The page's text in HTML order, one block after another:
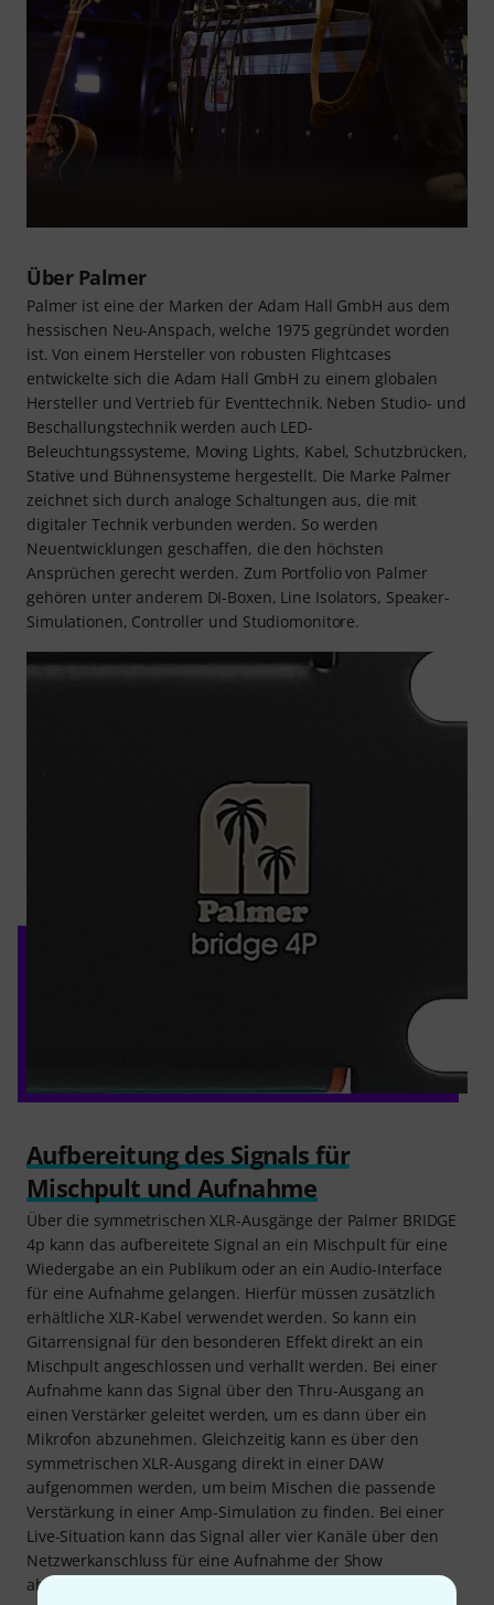
Über Palmer
Palmer ist eine der Marken der Adam Hall GmbH aus dem
hessischen Neu-Anspach, welche 1975 gegründet worden
ist. Von einem Hersteller von robusten Flightcases
entwickelte sich die Adam Hall GmbH zu einem globalen
Hersteller und Vertrieb für Eventtechnik. Neben Studio- und
Beschallungstechnik werden auch LED-
Beleuchtungssysteme, Moving Lights, Kabel, Schutzbrücken,
Stative und Bühnensysteme hergestellt. Die Marke Palmer
zeichnet sich durch analoge Schaltungen aus, die mit
digitaler Technik verbunden werden. So werden
Neuentwicklungen geschaffen, die den höchsten
Ansprüchen gerecht werden. Zum Portfolio von Palmer
gehören unter anderem DI-Boxen, Line Isolators, Speaker-
Simulationen, Controller und Studiomonitore.
Aufbereitung des Signals für
Mischpult und Aufnahme
Über die symmetrischen XLR-Ausgänge der Palmer BRIDGE
4p kann das aufbereitete Signal an ein Mischpult für eine
Wiedergabe an ein Publikum oder an ein Audio-Interface
für eine Aufnahme gelangen. Hierfür müssen zusätzlich
erhältliche XLR-Kabel verwendet werden. So kann ein
Gitarrensignal für den besonderen Effekt direkt an ein
Mischpult angeschlossen und verhallt werden. Bei einer
Aufnahme kann das Signal über den Thru-Ausgang an
einen Verstärker geleitet werden, um es dann über ein
Mikrofon abzunehmen. Gleichzeitig kann es über den
symmetrischen XLR-Ausgang direkt in einer DAW
aufgenommen werden, um beim Mischen die passende
Verstärkung in einer Amp-Simulation zu finden. Bei einer
Live-Situation kann das Signal aller vier Kanäle über den
Netzwerkanschluss für eine Aufnahme der Show
abgenommen werden.